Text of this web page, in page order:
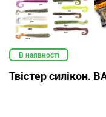
В наявності
Твістер силікон.